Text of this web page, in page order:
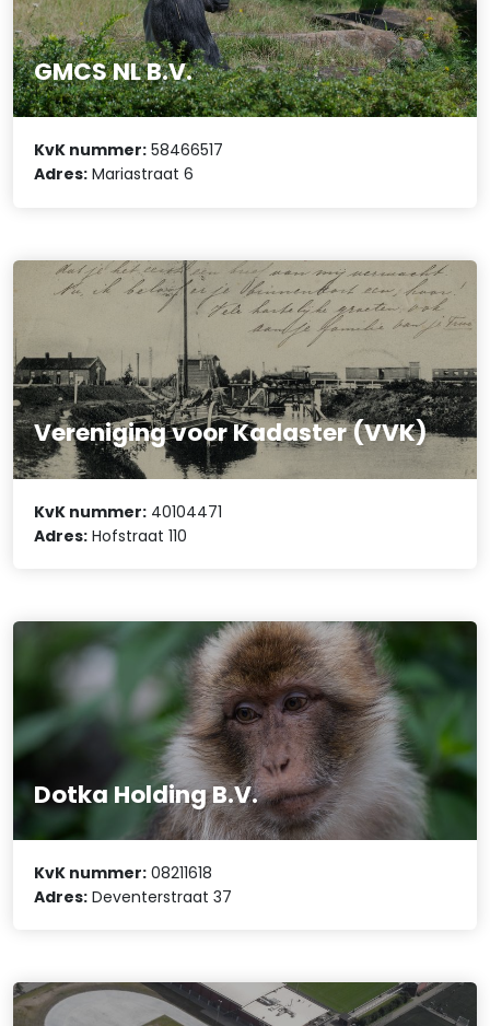
GMCS NL B.V.
KvK nummer: 58466517
Adres: Mariastraat 6
Vereniging voor Kadaster (VVK)
KvK nummer: 40104471
Adres: Hofstraat 110
Dotka Holding B.V.
KvK nummer: 08211618
Adres: Deventerstraat 37